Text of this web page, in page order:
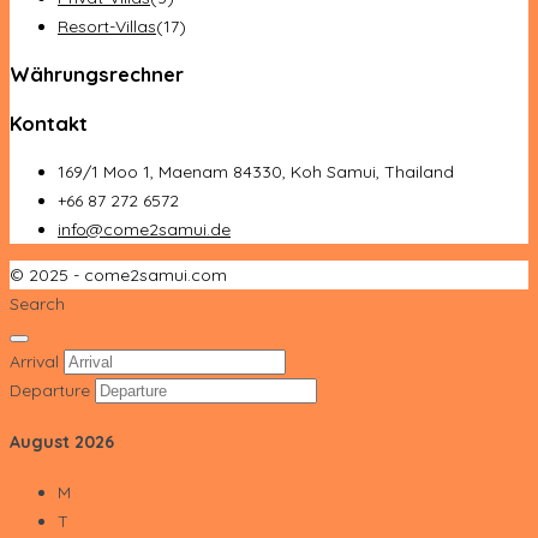
Resort-Villas(17)
Währungsrechner
Kontakt
169/1 Moo 1, Maenam 84330, Koh Samui, Thailand
+66 87 272 6572
info@come2samui.de
© 2025 - come2samui.com
Search
Arrival
Departure
August 2026
M
T